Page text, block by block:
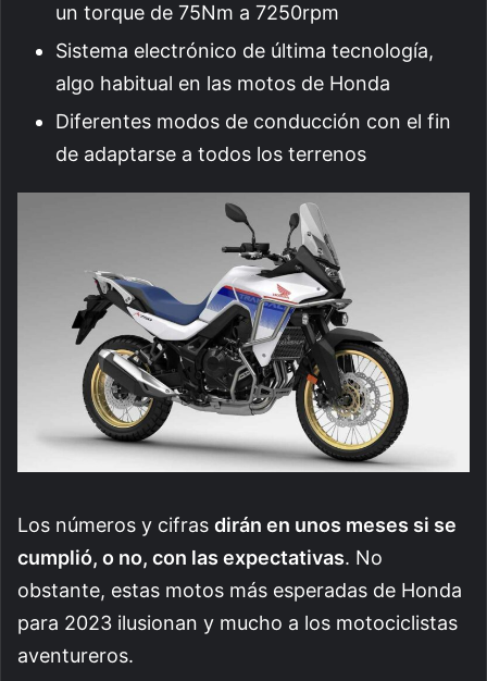
un torque de 75Nm a 7250rpm
Sistema electrónico de última tecnología,
algo habitual en las motos de Honda
Diferentes modos de conducción con el fin
de adaptarse a todos los terrenos
Los números y cifras dirán en unos meses si se
cumplió, o no, con las expectativas. No
obstante, estas motos más esperadas de Honda
para 2023 ilusionan y mucho a los motociclistas
aventureros.